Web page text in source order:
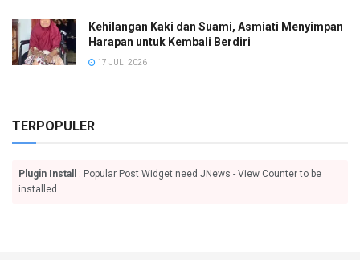
Kehilangan Kaki dan Suami, Asmiati Menyimpan
Harapan untuk Kembali Berdiri
17 JULI 2026
TERPOPULER
Plugin Install
: Popular Post Widget need JNews - View Counter to be
installed